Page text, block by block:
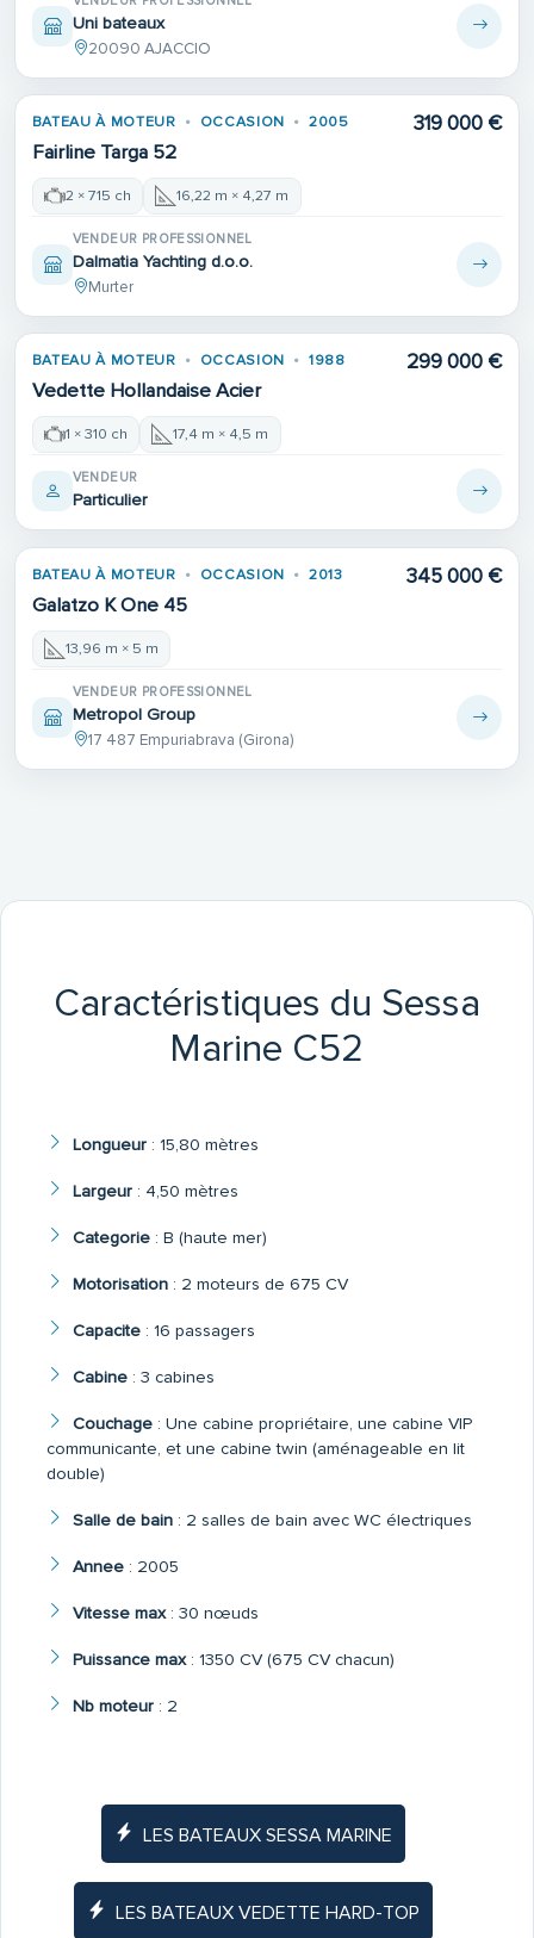
Uni bateaux
20090 AJACCIO
BATEAU À MOTEUR OCCASION 2005
Fairline Targa 52
319 000 €
2 × 715 ch 16,22 m × 4,27 m
VENDEUR PROFESSIONNEL
Dalmatia Yachting d.o.o.
Murter
BATEAU À MOTEUR OCCASION 1988
Vedette Hollandaise Acier
299 000 €
1 × 310 ch 17,4 m × 4,5 m
VENDEUR
Particulier
BATEAU À MOTEUR OCCASION 2013
Galatzo K One 45
345 000 €
13,96 m × 5 m
VENDEUR PROFESSIONNEL
Metropol Group
17 487 Empuriabrava (Girona)
Caractéristiques du Sessa
Marine C52
Longueur: 15,80 mètres
Largeur: 4,50 mètres
Categorie: B (haute mer)
Motorisation: 2 moteurs de 675 CV
Capacite: 16 passagers
Cabine: 3 cabines
Couchage: Une cabine propriétaire, une cabine VIP
communicante, et une cabine twin (aménageable en lit
double)
Salle de bain: 2 salles de bain avec WC électriques
Annee: 2005
Vitesse max: 30 nœuds
Puissance max: 1350 CV (675 CV chacun)
Nb moteur: 2
LES BATEAUX SESSA MARINE
LES BATEAUX VEDETTE HARD-TOP